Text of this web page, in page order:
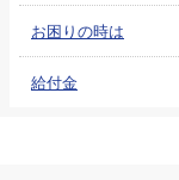
お困りの時は
給付金